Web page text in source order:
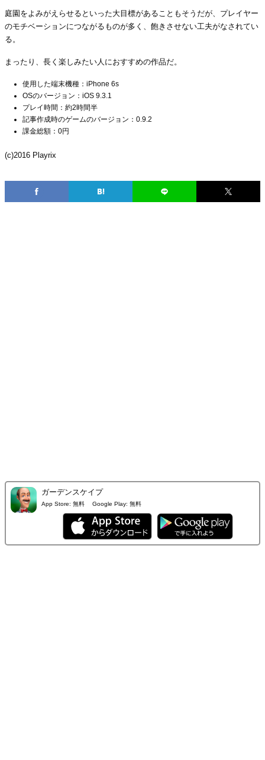
庭園をよみがえらせるといった大目標があることもそうだが、プレイヤー
のモチベーションにつながるものが多く、飽きさせない工夫がなされてい
る。
まったり、長く楽しみたい人におすすめの作品だ。
使用した端末機種：iPhone 6s
OSのバージョン：iOS 9.3.1
プレイ時間：約2時間半
記事作成時のゲームのバージョン：0.9.2
課金総額：0円
(c)2016 Playrix
ガーデンスケイプ
App Store: 無料 Google Play: 無料